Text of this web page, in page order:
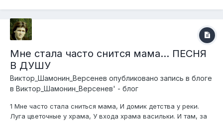
Мне стала часто снится мама... ПЕСНЯ
В ДУШУ
Виктор_Шамонин_Версенев опубликовано запись в блоге
в Виктор_Шамонин_Версенев' - блог
1 Мне часто стала сниться мама, И домик детства у реки.
Луга цветочные у храма, У входа храма васильки. И там, за